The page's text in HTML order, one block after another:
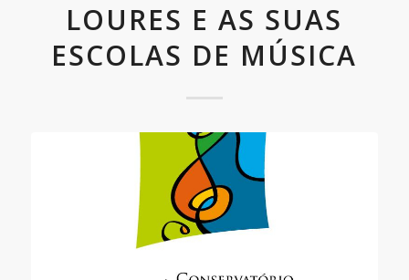
LOURES E AS SUAS
ESCOLAS DE MÚSICA